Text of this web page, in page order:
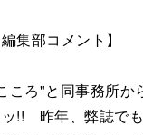
集部コメント】
ろ"と同事務所か
!! 昨年、弊誌でも